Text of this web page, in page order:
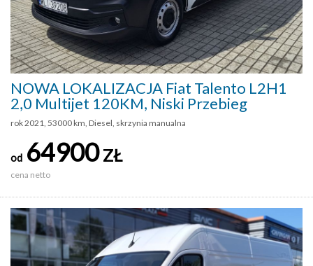
NOWA LOKALIZACJA Fiat Talento L2H1
2,0 Multijet 120KM, Niski Przebieg
rok 2021, 53000 km, Diesel, skrzynia manualna
od 64900ZŁ
cena netto